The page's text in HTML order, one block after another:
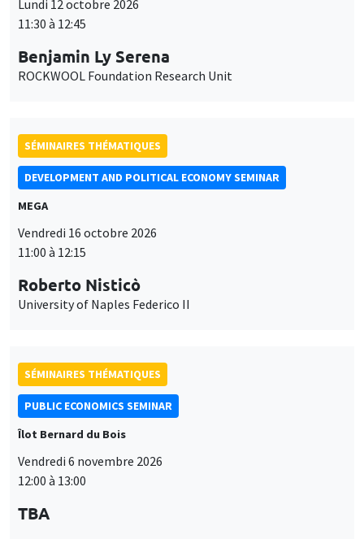
11:30 à 12:45
ROCKWOOL Foundation Research Unit
SÉMINAIRES THÉMATIQUES
DEVELOPMENT AND POLITICAL ECONOMY SEMINAR
MEGA
11:00 à 12:15
University of Naples Federico II
SÉMINAIRES THÉMATIQUES
PUBLIC ECONOMICS SEMINAR
Îlot Bernard du Bois
12:00 à 13:00
des
Ce site utilise des cookies et des services tiers pour garantir son bon
contenus multimédias. Vous êtes libre d’accepter, de refuser ou de